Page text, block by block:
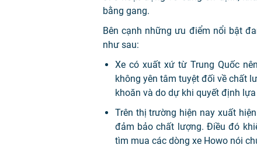
bằng gang.
Bên cạnh những ưu điểm nổi bật
như sau:
Xe có xuất xứ từ Trung Quốc
không yên tâm tuyệt đối về chất
khoăn và do dự khi quyết định
Trên thị trường hiện nay xuất
đảm bảo chất lượng. Điều đó
tìm mua các dòng xe Howo nói